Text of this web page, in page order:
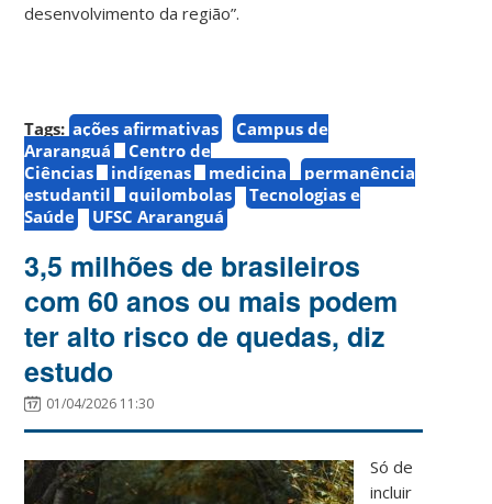
desenvolvimento da região”.
Tags: ações afirmativas
Campus de
Araranguá
Centro de
Ciências
indígenas medicina
permanência
estudantil
quilombolas
Tecnologias e
Saúde
UFSC Araranguá
3,5 milhões de brasileiros
com 60 anos ou mais podem
ter alto risco de quedas, diz
estudo
01/04/2026 11:30
Só de
incluir